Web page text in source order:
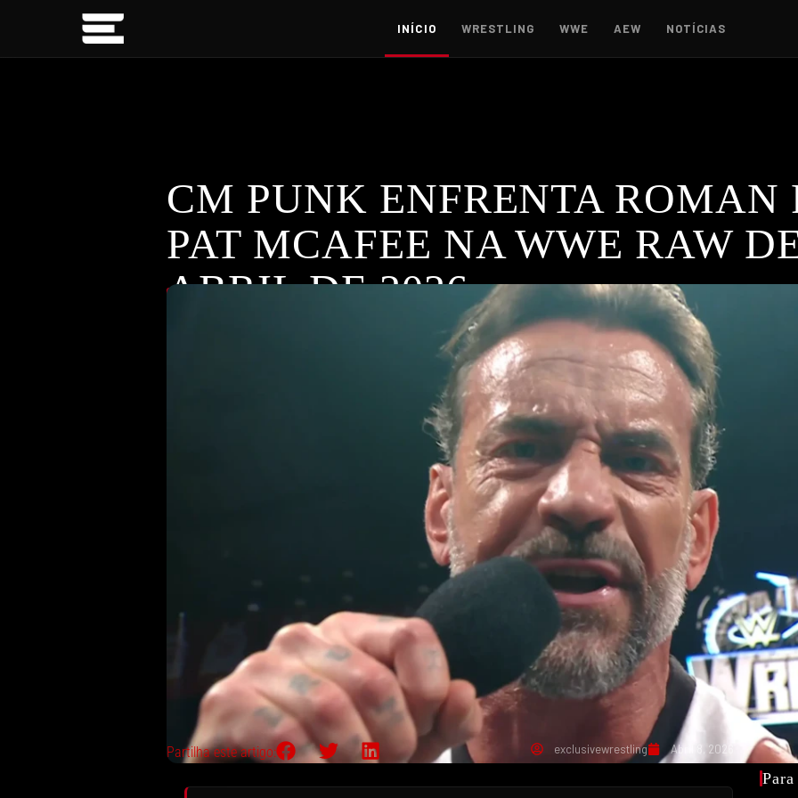
INÍCIO WRESTLING WWE AEW NOTÍCIAS
CM PUNK ENFRENTA ROMAN
PAT MCAFEE NA WWE RAW
ABRIL DE 2026
Revive os melhores momentos e resultados da WWE Raw de 6 de Abril, com CM Punk a atacar
Partilha este artigo: exclusivewrestling Abril 8, 2026